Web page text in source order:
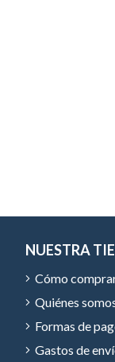
NUESTRA
Cómo
Quiénes
Formas de
Gastos de